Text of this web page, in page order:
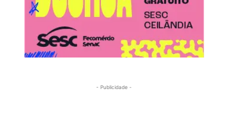
- Publicidade -